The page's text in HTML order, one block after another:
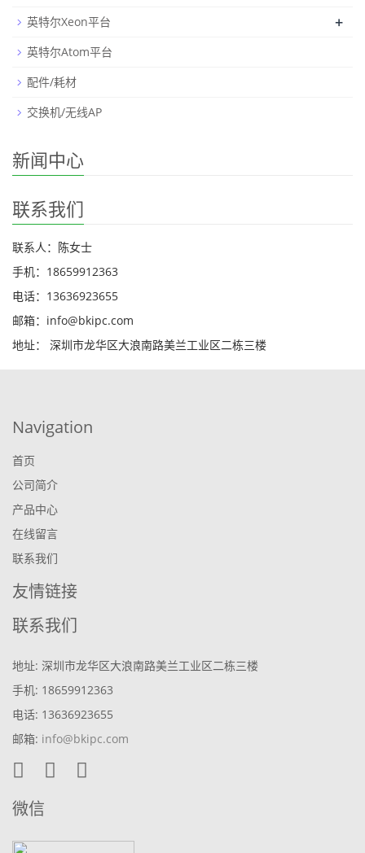
英特尔Xeon平台
+
英特尔Atom平台
配件/耗材
交换机/无线AP
新闻中心
联系我们
联系人：陈女士
手机：18659912363
电话：13636923655
邮箱：info@bkipc.com
地址： 深圳市龙华区大浪南路美兰工业区二栋三楼
Navigation
首页
公司简介
产品中心
在线留言
联系我们
友情链接
联系我们
地址: 深圳市龙华区大浪南路美兰工业区二栋三楼
手机: 18659912363
电话: 13636923655
邮箱: info@bkipc.com
微信